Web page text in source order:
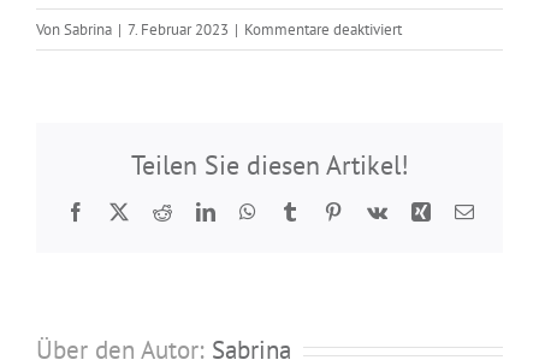
VonSabrina | 7. Februar 2023 | Kommentare deaktiviertfür
Ohrmutter
Teilen Sie diesen Artikel!
Facebook
TwitterRedditLinkedInWhatsApp
TumblrPinterest
Vk Xing E-
Über den Autor: Sabrina